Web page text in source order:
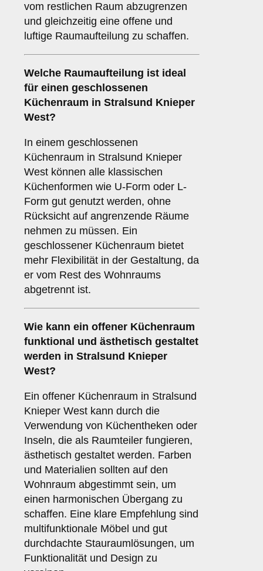
vom restlichen Raum abzugrenzen
und gleichzeitig eine offene und
luftige Raumaufteilung zu schaffen.
Welche Raumaufteilung ist ideal
für einen geschlossenen
Küchenraum in Stralsund Knieper
West?
In einem geschlossenen
Küchenraum in Stralsund Knieper
West können alle klassischen
Küchenformen wie U-Form oder L-
Form gut genutzt werden, ohne
Rücksicht auf angrenzende Räume
nehmen zu müssen. Ein
geschlossener Küchenraum bietet
mehr Flexibilität in der Gestaltung, da
er vom Rest des Wohnraums
abgetrennt ist.
Wie kann ein offener Küchenraum
funktional und ästhetisch gestaltet
werden in Stralsund Knieper
West?
Ein offener Küchenraum in Stralsund
Knieper West kann durch die
Verwendung von Küchentheken oder
Inseln, die als Raumteiler fungieren,
ästhetisch gestaltet werden. Farben
und Materialien sollten auf den
Wohnraum abgestimmt sein, um
einen harmonischen Übergang zu
schaffen. Eine klare Empfehlung sind
multifunktionale Möbel und gut
durchdachte Stauraumlösungen, um
Funktionalität und Design zu